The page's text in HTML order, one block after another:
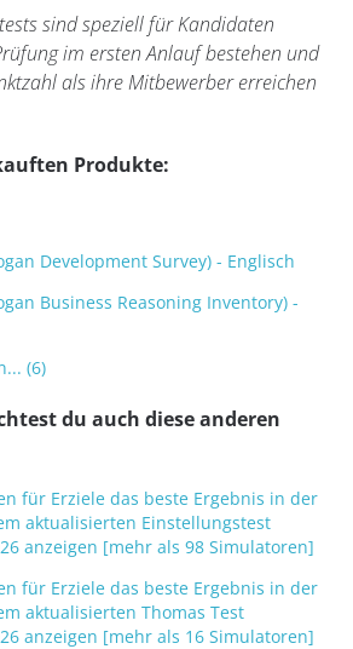
sind speziell für Kandidaten
im ersten Anlauf bestehen und
als ihre Mitbewerber erreichen
Produkte:
Development Survey) - Englisch
Business Reasoning Inventory) -
(6)
du auch diese anderen
für Erziele das beste Ergebnis in der
aktualisierten Einstellungstest
anzeigen [mehr als 98 Simulatoren]
für Erziele das beste Ergebnis in der
aktualisierten Thomas Test
anzeigen [mehr als 16 Simulatoren]